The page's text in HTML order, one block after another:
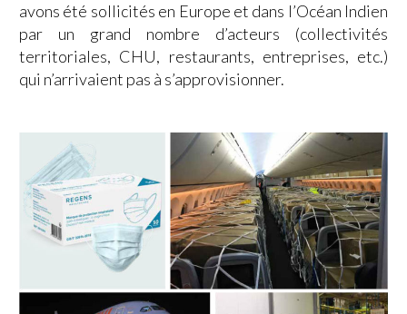
avons été sollicités en Europe et dans l’Océan Indien
par un grand nombre d’acteurs (collectivités
territoriales, CHU, restaurants, entreprises, etc.)
qui n’arrivaient pas à s’approvisionner.